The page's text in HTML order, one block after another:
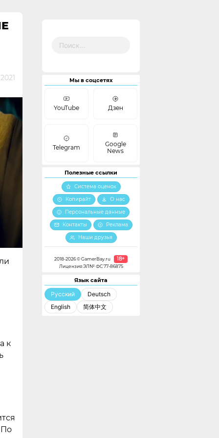
к
По
Мы в соцсетях
YouTube Дзен
Telegram
Google
News
Полезные ссылки
Система оценок
Копирайт
О нас
Персональные данные
Контакты
Реклама
Наши друзья
2018-2026 © GamerBay.ru 18+
Лицензия ЭЛ№ ФС 77-86875
Язык сайта
Русский
Deutsch
English
简体中文